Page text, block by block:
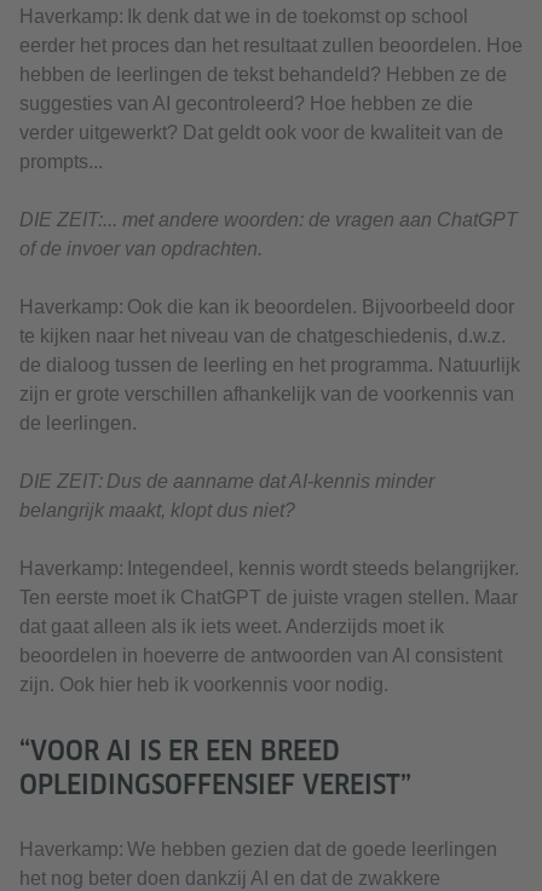
Haverkamp: Ik denk dat we in de toekomst op school
eerder het proces dan het resultaat zullen beoordelen. Hoe
hebben de leerlingen de tekst behandeld? Hebben ze de
suggesties van AI gecontroleerd? Hoe hebben ze die
verder uitgewerkt? Dat geldt ook voor de kwaliteit van de
prompts...
DIE ZEIT:... met andere woorden: de vragen aan ChatGPT
of de invoer van opdrachten.
Haverkamp: Ook die kan ik beoordelen. Bijvoorbeeld door
te kijken naar het niveau van de chatgeschiedenis, d.w.z.
de dialoog tussen de leerling en het programma. Natuurlijk
zijn er grote verschillen afhankelijk van de voorkennis van
de leerlingen.
DIE ZEIT: Dus de aanname dat AI-kennis minder
belangrijk maakt, klopt dus niet?
Haverkamp: Integendeel, kennis wordt steeds belangrijker.
Ten eerste moet ik ChatGPT de juiste vragen stellen. Maar
dat gaat alleen als ik iets weet. Anderzijds moet ik
beoordelen in hoeverre de antwoorden van AI consistent
zijn. Ook hier heb ik voorkennis voor nodig.
“VOOR AI IS ER EEN BREED
OPLEIDINGSOFFENSIEF VEREIST”
Haverkamp: We hebben gezien dat de goede leerlingen
het nog beter doen dankzij AI en dat de zwakkere